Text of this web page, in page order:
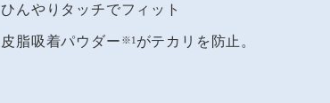
ひんやりタッチでフィット
皮脂吸着パウダー ※1 がテカリを防止。